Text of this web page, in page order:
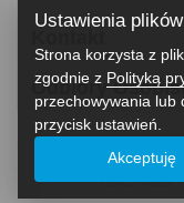
Odbiory
ABCfitness
Ustawienia
Strona korzysta z
zgodnie z Polityką
przechowywania lub
przycisk ustawień.
Akceptuję